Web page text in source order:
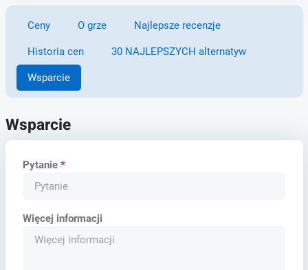
Ceny O grze Najlepsze recenzje
Historia cen 30 NAJLEPSZYCH alternatyw
Wsparcie
Wsparcie
Pytanie*
Więcej informacji